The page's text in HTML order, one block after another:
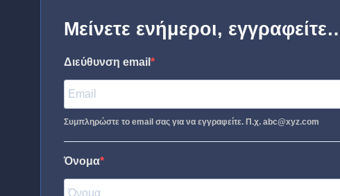
Μείνετε ενήμεροι,
Διεύθυνση email
Συμπληρώστε το email σας για να εγγραφείτε. Π.χ. abc@xyz.com
Όνομα